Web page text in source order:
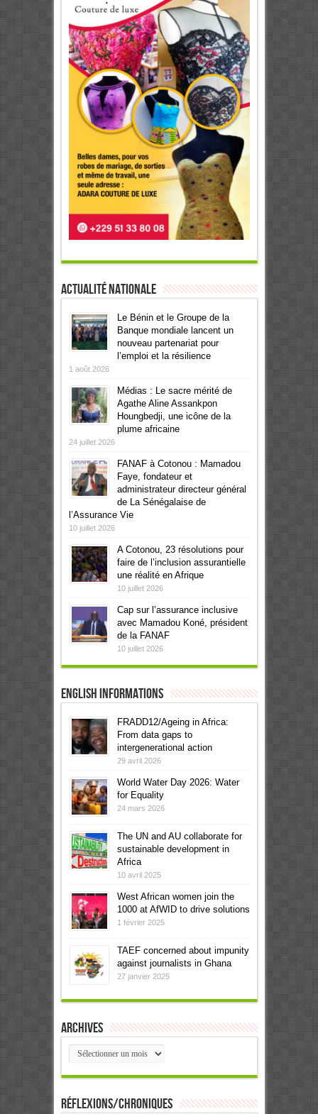
Actualité Nationale
Le Bénin et le Groupe de la
Banque mondiale lancent un
nouveau partenariat pour
l’emploi et la résilience
1 août 2026
Médias : Le sacre mérité de
Agathe Aline Assankpon
Houngbedji, une icône de la
plume africaine
24 juillet 2026
FANAF à Cotonou : Mamadou
Faye, fondateur et
administrateur directeur général
de La Sénégalaise de
l’Assurance Vie
10 juillet 2026
A Cotonou, 23 résolutions pour
faire de l’inclusion assurantielle
une réalité en Afrique
10 juillet 2026
Cap sur l’assurance inclusive
avec Mamadou Koné, président
de la FANAF
10 juillet 2026
English informations
FRADD12/Ageing in Africa:
From data gaps to
intergenerational action
29 avril 2026
World Water Day 2026: Water
for Equality
24 mars 2026
The UN and AU collaborate for
sustainable development in
Africa
10 avril 2025
West African women join the
1000 at AfWID to drive solutions
1 février 2025
TAEF concerned about impunity
against journalists in Ghana
27 janvier 2025
Archives
Archives
Réflexions/Chroniques